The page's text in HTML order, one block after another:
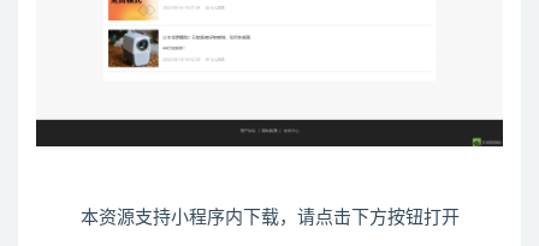
本资源支持小程序内下载，请点击下方按钮打开